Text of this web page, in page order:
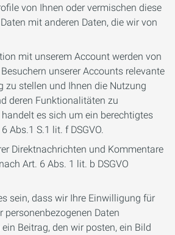
von Ihnen oder vermischen diese
mit anderen Daten, die wir von
mit unserem Account werden von
unserer Accounts relevante
zu stellen und Ihnen die Nutzung
deren Funktionalitäten zu
es sich um ein berechtigtes
Abs.1 S.1 lit. f DSGVO.
Direktnachrichten und Kommentare
Art. 6 Abs. 1 lit. b DSGVO
sein, dass wir Ihre Einwilligung für
personenbezogenen Daten
Beitrag, den wir posten, ein Bild